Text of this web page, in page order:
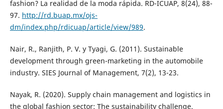
fashion? La realidad de la moda rápida. RD-ICUAP, 8(24), 88-
97. http://rd.buap.mx/ojs-
dm/index.php/rdicuap/article/view/989.
Nair, R., Ranjith, P. V. y Tyagi, G. (2011). Sustainable
development through green-marketing in the automobile
industry. SIES Journal of Management, 7(2), 13-23.
Nayak, R. (2020). Supply chain management and logistics in
the global fashion sector: The sustainability challenge.